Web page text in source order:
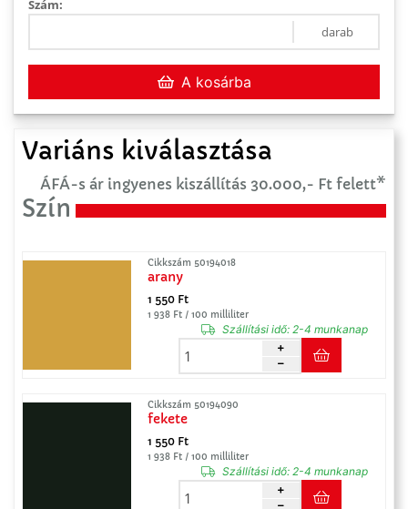
Szám:
darab
A kosárba
Variáns kiválasztása
ÁFÁ-s ár ingyenes kiszállítás 30.000,- Ft felett*
Szín
Cikkszám 50194018
arany
1 550 Ft
1 938 Ft / 100 milliliter
Szállítási idő:2-4 munkanap
Cikkszám 50194090
fekete
1 550 Ft
1 938 Ft / 100 milliliter
Szállítási idő:2-4 munkanap